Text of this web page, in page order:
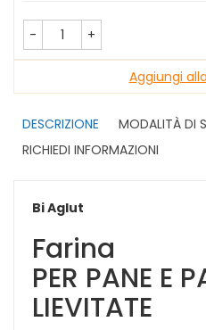
- +
Aggiungi
DESCRIZIONE
MODALITÀ DI
RICHIEDI INFORMAZIONI
Bi Aglut
Farina
PER PANE E
LIEVITATE